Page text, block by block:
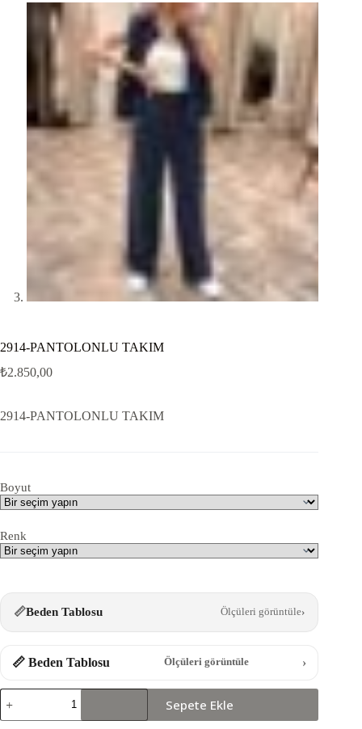
2914-PANTOLONLU TAKIM
₺2.850,00
2914-PANTOLONLU TAKIM
Boyut
Renk
📏Beden Tablosu Ölçüleri görüntüle›
📏 Beden Tablosu Ölçüleri görüntüle ›
2914-
PANTOLONLU
TAKIM
Sepete Ekle